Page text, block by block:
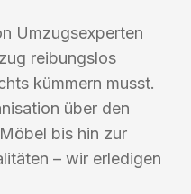
Umzugsexperten
reibungslos
kümmern musst.
über den
bis hin zur
– wir erledigen